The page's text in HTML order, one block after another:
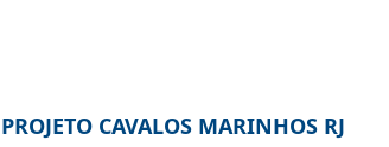
PROJETO CAVALOS MARINHOS RJ